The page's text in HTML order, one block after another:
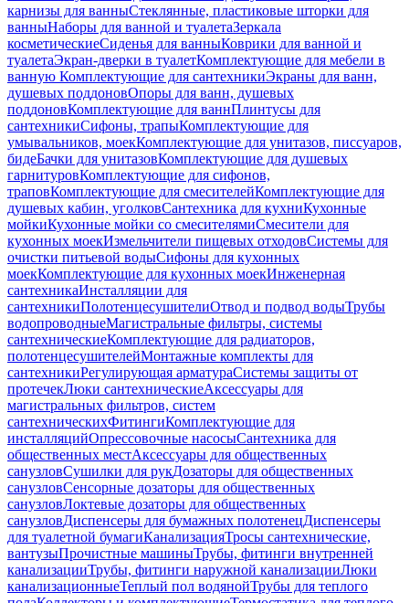
карнизы для ванныСтеклянные, пластиковые шторки для
ванныНаборы для ванной и туалетаЗеркала
косметическиеСиденья для ванныКоврики для ванной и
туалетаЭкран-дверки в туалетКомплектующие для мебели в
ванную Комплектующие для сантехникиЭкраны для ванн,
душевых поддоновОпоры для ванн, душевых
поддоновКомплектующие для ваннПлинтусы для
сантехникиСифоны, трапыКомплектующие для
умывальников, моекКомплектующие для унитазов, писсуаров,
бидеБачки для унитазовКомплектующие для душевых
гарнитуровКомплектующие для сифонов,
траповКомплектующие для смесителейКомплектующие для
душевых кабин, уголковСантехника для кухниКухонные
мойкиКухонные мойки со смесителямиСмесители для
кухонных моекИзмельчители пищевых отходовСистемы для
очистки питьевой водыСифоны для кухонных
моекКомплектующие для кухонных моекИнженерная
сантехникаИнсталляции для
сантехникиПолотенцесушителиОтвод и подвод водыТрубы
водопроводныеМагистральные фильтры, системы
сантехническиеКомплектующие для радиаторов,
полотенцесушителейМонтажные комплекты для
сантехникиРегулирующая арматураСистемы защиты от
протечекЛюки сантехническиеАксессуары для
магистральных фильтров, систем
сантехническихФитингиКомплектующие для
инсталляцийОпрессовочные насосыСантехника для
общественных местАксессуары для общественных
санузловСушилки для рукДозаторы для общественных
санузловСенсорные дозаторы для общественных
санузловЛоктевые дозаторы для общественных
санузловДиспенсеры для бумажных полотенецДиспенсеры
для туалетной бумагиКанализацияТросы сантехнические,
вантузыПрочистные машиныТрубы, фитинги внутренней
канализацииТрубы, фитинги наружной канализацииЛюки
канализационныеТеплый пол водянойТрубы для теплого